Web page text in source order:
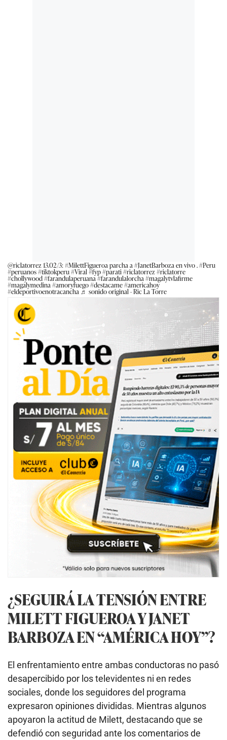
@riclatorrez13.02/3:#MilettFigueroa parcha a #JanetBarboza en vivo .#Peru
#peruanos#tiktokperu#Viral#fyp#parati#riclatorrez#riclatorre
#chollywood#farandulaperuana#farandulalorcha #magalytvlafirme
#magalymedina #amoryfuego#destacame#americahoy
#eldeportivoenotracancha ♬ sonido original - Ric La Torre
¿SEGUIRÁ LA TENSIÓN ENTRE
MILETT FIGUEROA Y JANET
BARBOZA EN “AMÉRICA HOY”?
El enfrentamiento entre ambas conductoras no pasó
desapercibido por los televidentes ni en redes
sociales, donde los seguidores del programa
expresaron opiniones divididas. Mientras algunos
apoyaron la actitud de Milett, destacando que se
defendió con seguridad ante los comentarios de